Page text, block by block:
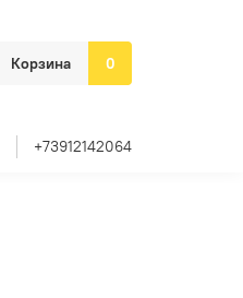
Корзина 0
+73912142064